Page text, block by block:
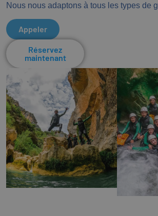
Nous nous adaptons à tous les types de
Appeler
Réservez
maintenant